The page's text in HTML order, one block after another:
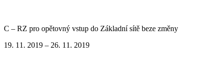
C – RZ pro opětovný vstup do Základní sítě beze změny
19. 11. 2019 – 26. 11. 2019